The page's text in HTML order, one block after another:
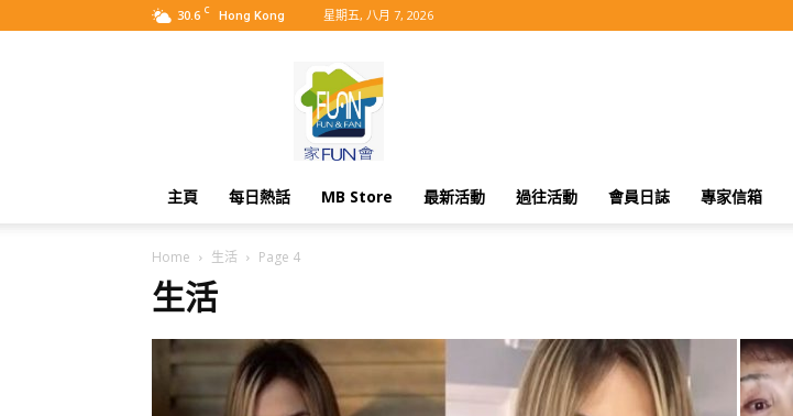
30.6 C Hong Kong 星期五, 八月 7, 2026
主頁 每日熱話 MB Store 最新活動 過往活動 會員日誌 專家信箱
Home 生活 Page 4
生活